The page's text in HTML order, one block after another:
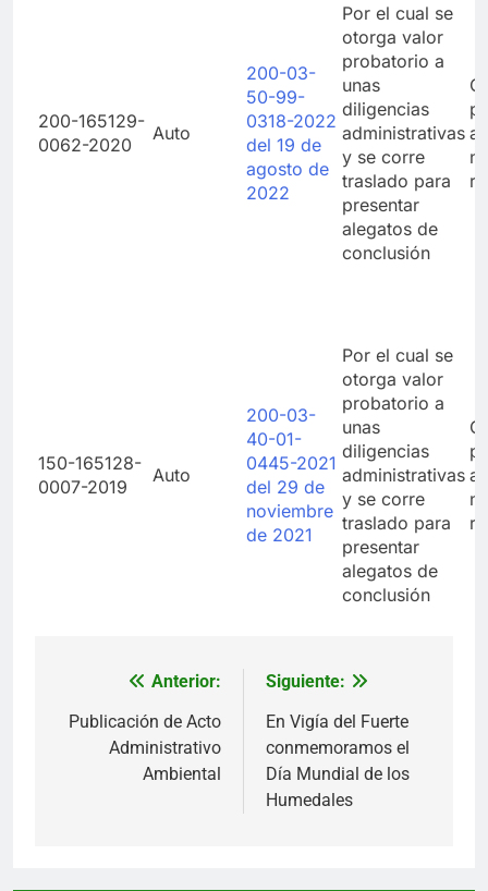
200-165129-
0062-2020
Auto
200-03-
50-99-
0318-2022
del 19 de
agosto de
2022
Por el cual se
otorga valor
probatorio a
unas
diligencias
administrativas
y se corre
traslado para
presentar
alegatos de
conclusión
150-165128-
0007-2019
Auto
200-03-
40-01-
0445-2021
del 29 de
noviembre
de 2021
Por el cual se
otorga valor
probatorio a
unas
diligencias
administrativas
y se corre
traslado para
presentar
alegatos de
conclusión
Navegación
de
entradas
Anterior:
Publicación de Acto
Administrativo
Ambiental
Siguiente:
En Vigía del Fuerte
conmemoramos el
Día Mundial de los
Humedales